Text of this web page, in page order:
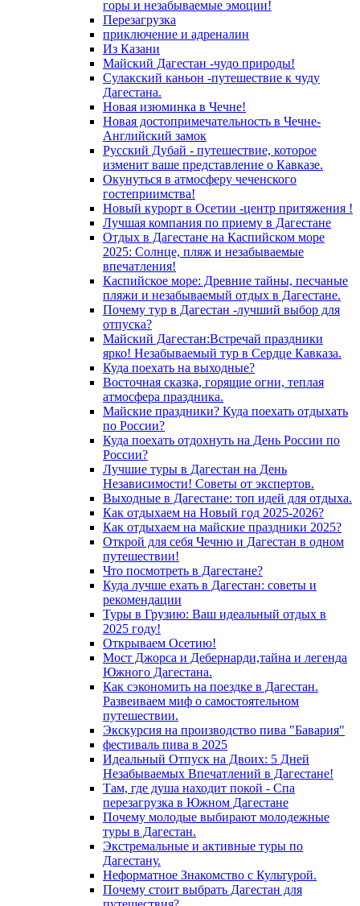
горы и незабываемые эмоции!
Перезагрузка
приключение и адреналин
Из Казани
Майский Дагестан -чудо природы!
Сулакский каньон -путешествие к чуду
Дагестана.
Новая изюминка в Чечне!
Новая достопримечательность в Чечне-
Английский замок
Русский Дубай - путешествие, которое
изменит ваше представление о Кавказе.
Окунуться в атмосферу чеченского
гостеприимства!
Новый курорт в Осетии -центр притяжения !
Лучшая компания по приему в Дагестане
Отдых в Дагестане на Каспийском море
2025: Солнце, пляж и незабываемые
впечатления!
Каспийское море: Древние тайны, песчаные
пляжи и незабываемый отдых в Дагестане.
Почему тур в Дагестан -лучший выбор для
отпуска?
Майский Дагестан:Встречай праздники
ярко! Незабываемый тур в Сердце Кавказа.
Куда поехать на выходные?
Восточная сказка, горящие огни, теплая
атмосфера праздника.
Майские праздники? Куда поехать отдыхать
по России?
Куда поехать отдохнуть на День России по
России?
Лучшие туры в Дагестан на День
Независимости! Советы от экспертов.
Выходные в Дагестане: топ идей для отдыха.
Как отдыхаем на Новый год 2025-2026?
Как отдыхаем на майские праздники 2025?
Открой для себя Чечню и Дагестан в одном
путешествии!
Что посмотреть в Дагестане?
Куда лучше ехать в Дагестан: советы и
рекомендации
Туры в Грузию: Ваш идеальный отдых в
2025 году!
Открываем Осетию!
Мост Джорса и Дебернарди,тайна и легенда
Южного Дагестана.
Как сэкономить на поездке в Дагестан.
Развеиваем миф о самостоятельном
путешествии.
Экскурсия на производство пива "Бавария"
фестиваль пива в 2025
Идеальный Отпуск на Двоих: 5 Дней
Незабываемых Впечатлений в Дагестане!
Там, где душа находит покой - Спа
перезагрузка в Южном Дагестане
Почему молодые выбирают молодежные
туры в Дагестан.
Экстремальные и активные туры по
Дагестану.
Неформатное Знакомство с Культурой.
Почему стоит выбрать Дагестан для